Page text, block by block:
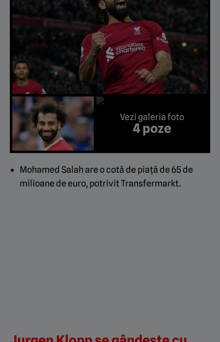
Vezi galeria foto
4 poze
Mohamed Salah are o cotă de piață de 65 de
milioane de euro, potrivit Transfermarkt.